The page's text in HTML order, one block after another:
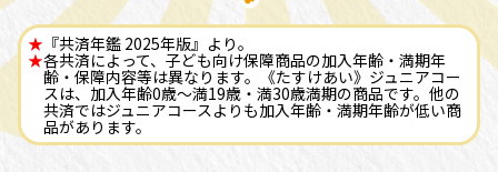
★ 『共済年鑑 2025年版』より。
★各共済によって、子ども向け保障商品の加入年齢・満期年
齢・保障内容等は異なります。《たすけあい》ジュニアコー
スは、加入年齢0歳～満19歳・満30歳満期の商品です。他の
共済ではジュニアコースよりも加入年齢・満期年齢が低い商
品があります。